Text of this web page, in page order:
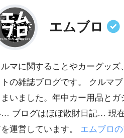
エムブロ
ルマに関することやカーグッ
トの雑誌ブログです。 クルマ
まいました。年中カー用品と
ブログはほぼ散財日記… 現在
運営しています。 エムブロ